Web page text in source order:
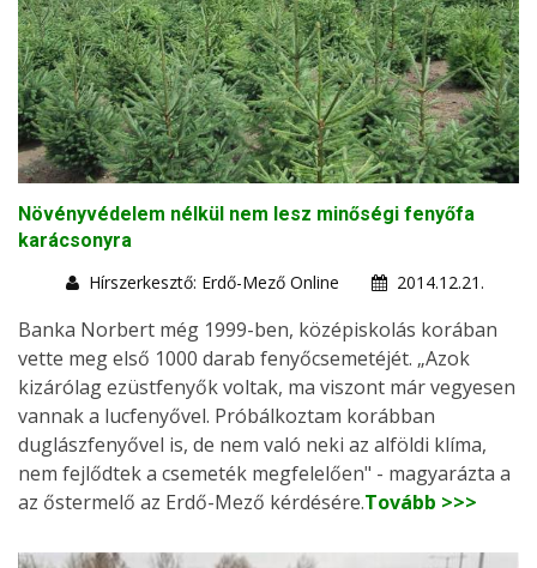
Növényvédelem nélkül nem lesz minőségi fenyőfa
karácsonyra
Hírszerkesztő: Erdő-Mező Online
2014.12.21.
Banka Norbert még 1999-ben, középiskolás korában
vette meg első 1000 darab fenyőcsemetéjét. „Azok
kizárólag ezüstfenyők voltak, ma viszont már vegyesen
vannak a lucfenyővel. Próbálkoztam korábban
duglászfenyővel is, de nem való neki az alföldi klíma,
nem fejlődtek a csemeték megfelelően" - magyarázta a
az őstermelő az Erdő-Mező kérdésére.Tovább >>>